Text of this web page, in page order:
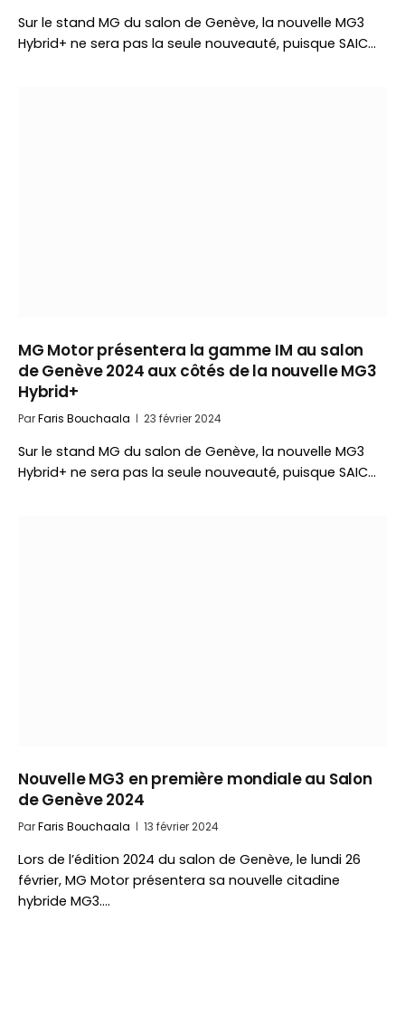
Sur le stand MG du salon de Genève, la nouvelle MG3
Hybrid+ ne sera pas la seule nouveauté, puisque SAIC…
MG Motor présentera la gamme IM au salon
de Genève 2024 aux côtés de la nouvelle MG3
Hybrid+
ParFaris Bouchaala 23 février 2024
Sur le stand MG du salon de Genève, la nouvelle MG3
Hybrid+ ne sera pas la seule nouveauté, puisque SAIC…
Nouvelle MG3 en première mondiale au Salon
de Genève 2024
ParFaris Bouchaala 13 février 2024
Lors de l’édition 2024 du salon de Genève, le lundi 26
février, MG Motor présentera sa nouvelle citadine
hybride MG3.…